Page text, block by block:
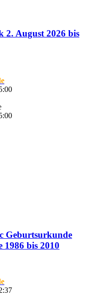
2. August 2026 bis
Geburtsurkunde
bis 2010